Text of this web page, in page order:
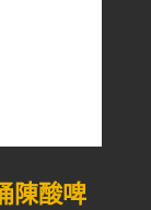
陳酸啤